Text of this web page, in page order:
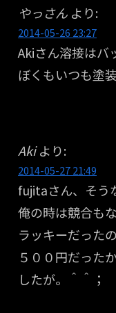
やっさん より:
2014-05-26 23:27
Akiさん溶接はバ
ぼくもいつも塗
Aki より:
2014-05-27 21:49
fujitaさん、そう
俺の時は競合も
ラッキーだった
５００円だった
したが。＾＾；